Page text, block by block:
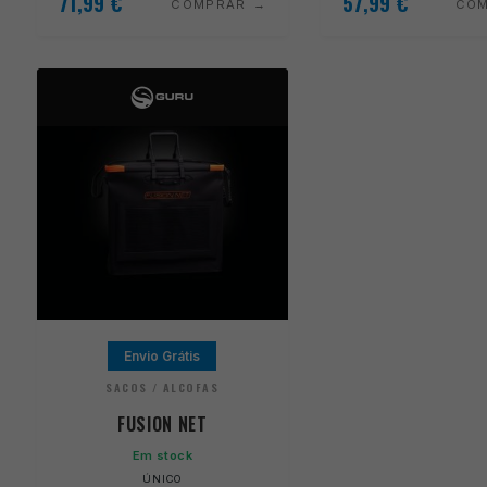
COMPRAR
Envio Grátis
SACOS / ALCOFAS
FUSION NET
Em stock
ÚNICO